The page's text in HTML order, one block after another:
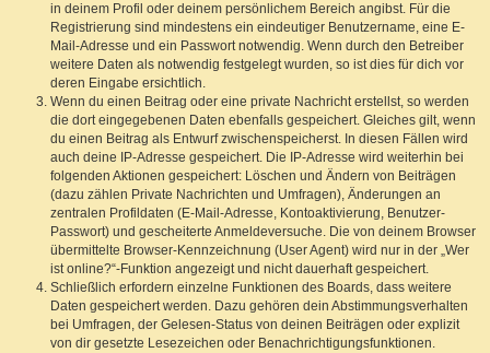
in deinem Profil oder deinem persönlichem Bereich angibst. Für die
Registrierung sind mindestens ein eindeutiger Benutzername, eine E-
Mail-Adresse und ein Passwort notwendig. Wenn durch den Betreiber
weitere Daten als notwendig festgelegt wurden, so ist dies für dich vor
deren Eingabe ersichtlich.
Wenn du einen Beitrag oder eine private Nachricht erstellst, so werden
die dort eingegebenen Daten ebenfalls gespeichert. Gleiches gilt, wenn
du einen Beitrag als Entwurf zwischenspeicherst. In diesen Fällen wird
auch deine IP-Adresse gespeichert. Die IP-Adresse wird weiterhin bei
folgenden Aktionen gespeichert: Löschen und Ändern von Beiträgen
(dazu zählen Private Nachrichten und Umfragen), Änderungen an
zentralen Profildaten (E-Mail-Adresse, Kontoaktivierung, Benutzer-
Passwort) und gescheiterte Anmeldeversuche. Die von deinem Browser
übermittelte Browser-Kennzeichnung (User Agent) wird nur in der „Wer
ist online?“-Funktion angezeigt und nicht dauerhaft gespeichert.
Schließlich erfordern einzelne Funktionen des Boards, dass weitere
Daten gespeichert werden. Dazu gehören dein Abstimmungsverhalten
bei Umfragen, der Gelesen-Status von deinen Beiträgen oder explizit
von dir gesetzte Lesezeichen oder Benachrichtigungsfunktionen.